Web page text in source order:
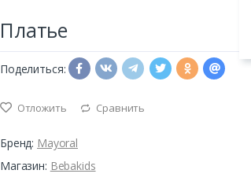
Платье
Поделиться:
Отложить Сравнить
Бренд: Mayoral
Магазин: Bebakids